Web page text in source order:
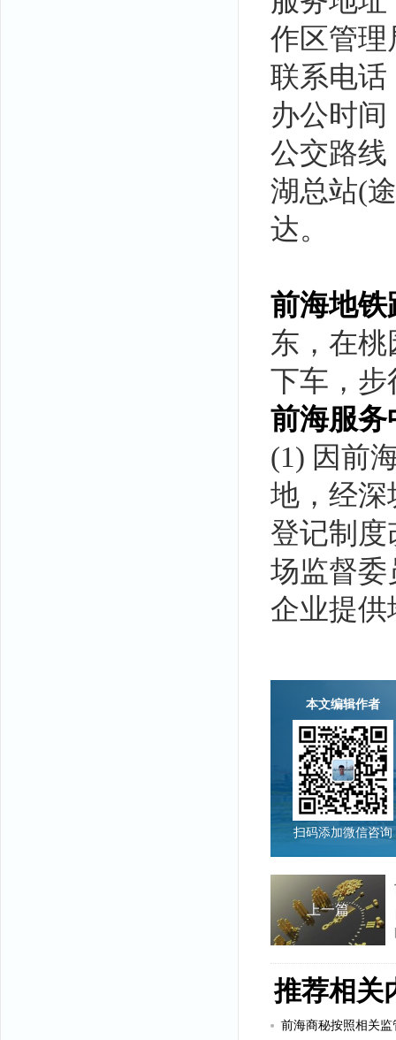
作区管理
联系电话
办公时间
公交路线
湖总站(
达。
前海地铁
东，在
下车，
前海服务
(1) 因前
地，经深
登记制度
场监督委
企业提
本文编辑作者
扫码添加微信咨询
上一篇
推荐相关